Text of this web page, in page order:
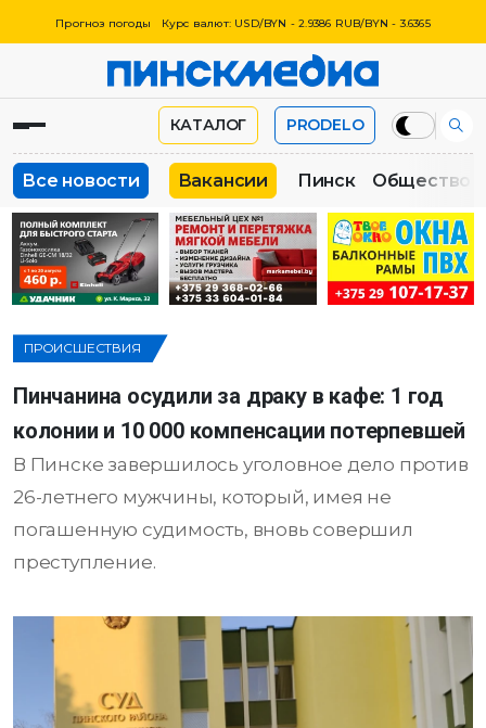
Прогноз погоды Курс валют: USD/BYN - 2.9386 RUB/BYN - 3.6365
КАТАЛОГ PRODELO
Все новости Вакансии Пинск Общество
ПРОИСШЕСТВИЯ
Пинчанина осудили за драку в кафе: 1 год
колонии и 10 000 компенсации потерпевшей
В Пинске завершилось уголовное дело против
26-летнего мужчины, который, имея не
погашенную судимость, вновь совершил
преступление.